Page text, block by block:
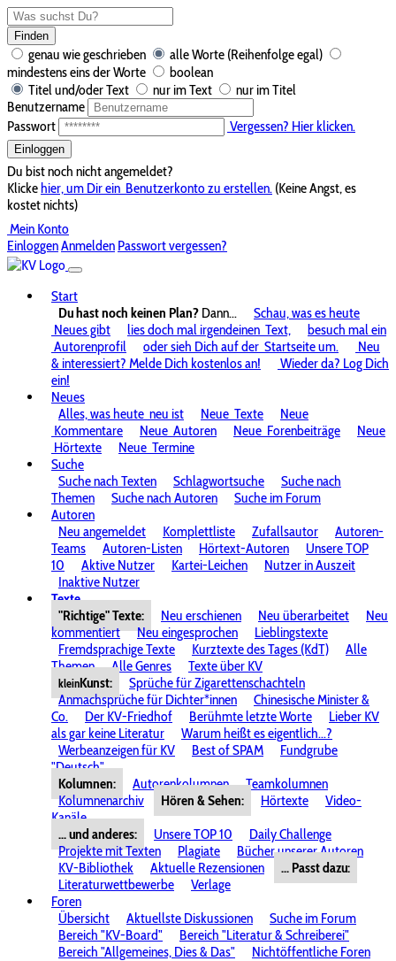
Finden
genau wie geschrieben
alle Worte (Reihenfolge egal)
mindestens eins der Worte
boolean
Titel und/oder Text
nur im Text
nur im Titel
Benutzername
Passwort
Vergessen? Hier klicken.
Einloggen
Du bist noch nicht angemeldet?
Klickehier, um Dir ein Benutzerkonto zu erstellen. (Keine Angst, es
kostet nichts)
Mein Konto
EinloggenAnmelden Passwort vergessen?
Start
Du hast noch keinen Plan? Dann...
Schau, was es heute
Neues gibt
lies doch mal irgendeinen Text,
besuch mal ein
Autorenprofil
oder sieh Dich auf der Startseite um.
Neu
& interessiert? Melde Dich kostenlos an!
Wieder da? Log Dich
ein!
Neues
Alles, was heute neu ist Neue Texte
Neue
Kommentare
Neue Autoren Neue Forenbeiträge
Neue
Hörtexte
Neue Termine
Suche
Suche nach Texten
Schlagwortsuche
Suche nach
Themen
Suche nach Autoren
Suche im Forum
Autoren
Neu angemeldet
Komplettliste Zufallsautor
Autoren-
Teams
Autoren-Listen Hörtext-Autoren
Unsere TOP
10
Aktive Nutzer Kartei-Leichen
Nutzer in Auszeit
Inaktive Nutzer
Texte
"Richtige" Texte:
Neu erschienen Neu überarbeitet
Neu
kommentiert
Neu eingesprochen
Lieblingstexte
Fremdsprachige Texte
Kurztexte des Tages (KdT)
Alle
Themen
Alle Genres Texte über KV
kleinKunst:
Sprüche für Zigarettenschachteln
Anmachsprüche für Dichter*innen
Chinesische Minister &
Co.
Der KV-Friedhof Berühmte letzte Worte
Lieber KV
als gar keine Literatur
Warum heißt es eigentlich...?
Werbeanzeigen für KV
Best of SPAM
Fundgrube
"Deutsch"
Kolumnen:
Autorenkolumnen
Teamkolumnen
Kolumnenarchiv
Hören & Sehen: Hörtexte
Video-
Kanäle
... und anderes:
Unsere TOP 10
Daily Challenge
Projekte mit Texten
Plagiate
Bücher unserer Autoren
KV-Bibliothek
Aktuelle Rezensionen
... Passt dazu:
Literaturwettbewerbe
Verlage
Foren
Übersicht
Aktuellste Diskussionen
Suche im Forum
Bereich "KV-Board"
Bereich "Literatur & Schreiberei"
Bereich "Allgemeines, Dies & Das"
Nichtöffentliche Foren